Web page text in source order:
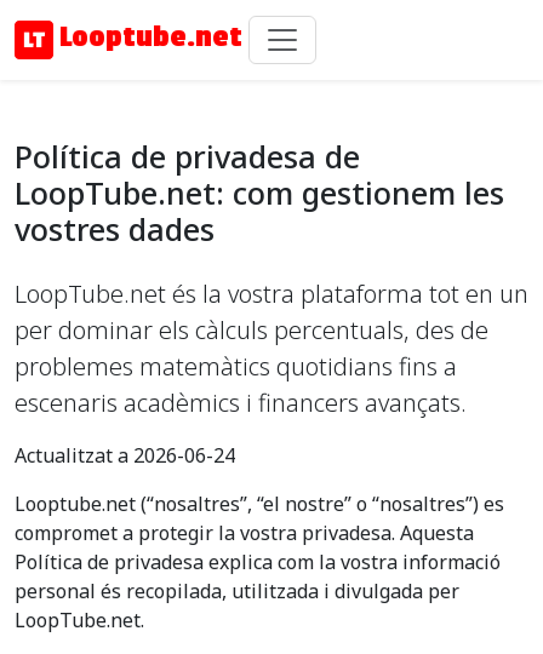
Looptube.net
Política de privadesa de
LoopTube.net: com gestionem les
vostres dades
LoopTube.net és la vostra plataforma tot en un
per dominar els càlculs percentuals, des de
problemes matemàtics quotidians fins a
escenaris acadèmics i financers avançats.
Actualitzat a 2026-06-24
Looptube.net (“nosaltres”, “el nostre” o “nosaltres”) es
compromet a protegir la vostra privadesa. Aquesta
Política de privadesa explica com la vostra informació
personal és recopilada, utilitzada i divulgada per
LoopTube.net.